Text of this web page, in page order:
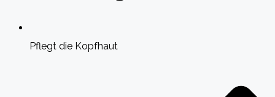
Pflegt die Kopfhaut